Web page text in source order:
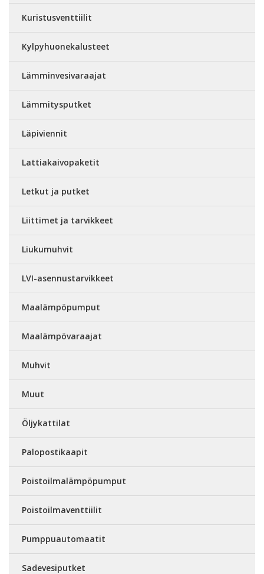
Kuristusventtiilit
Kylpyhuonekalusteet
Lämminvesivaraajat
Lämmitysputket
Läpiviennit
Lattiakaivopaketit
Letkut ja putket
Liittimet ja tarvikkeet
Liukumuhvit
LVI-asennustarvikkeet
Maalämpöpumput
Maalämpövaraajat
Muhvit
Muut
Öljykattilat
Palopostikaapit
Poistoilmalämpöpumput
Poistoilmaventtiilit
Pumppuautomaatit
Sadevesiputket